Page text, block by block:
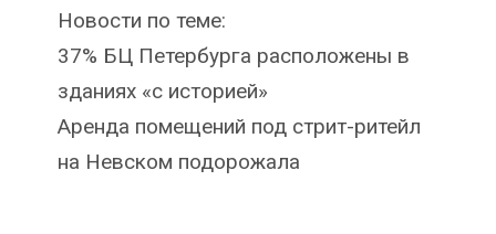
Новости по теме:
37% БЦ Петербурга расположены в
зданиях «с историей»
Аренда помещений под стрит-ритейл
на Невском подорожала